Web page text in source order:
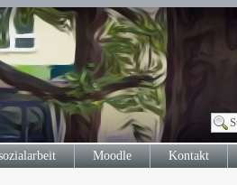
Moodle Kontakt